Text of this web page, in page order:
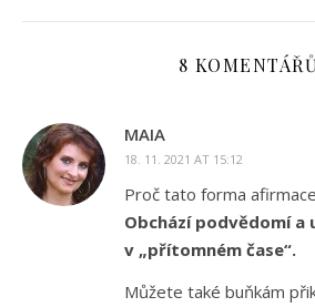
8
MAIA
18. 11. 2021 AT 15:12
Proč tato forma
Obchází podvědomí a
v „přítomném čase“.
Můžete také buňkám